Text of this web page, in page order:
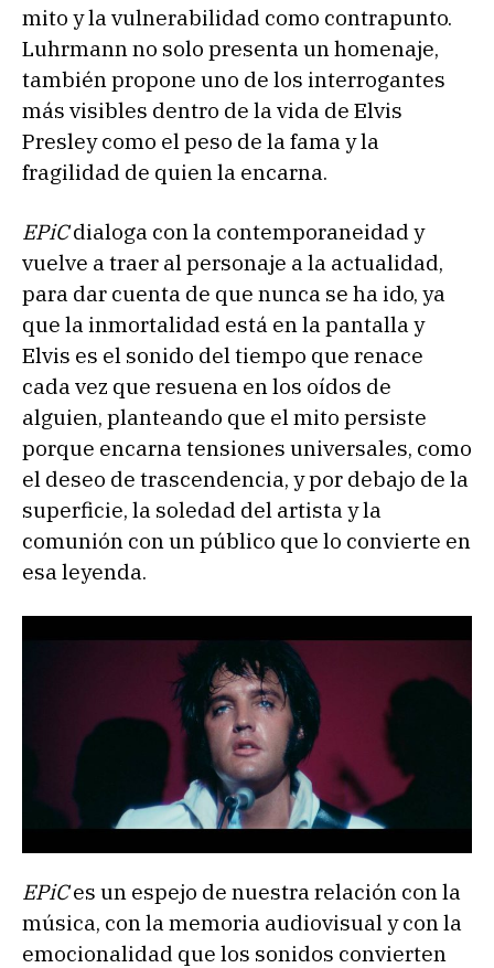
mito y la vulnerabilidad como contrapunto.
Luhrmann no solo presenta un homenaje,
también propone uno de los interrogantes
más visibles dentro de la vida de Elvis
Presley como el peso de la fama y la
fragilidad de quien la encarna.
EPiCdialoga con la contemporaneidad y
vuelve a traer al personaje a la actualidad,
para dar cuenta de que nunca se ha ido, ya
que la inmortalidad está en la pantalla y
Elvis es el sonido del tiempo que renace
cada vez que resuena en los oídos de
alguien, planteando que el mito persiste
porque encarna tensiones universales, como
el deseo de trascendencia, y por debajo de la
superficie, la soledad del artista y la
comunión con un público que lo convierte en
esa leyenda.
EPiCes un espejo de nuestra relación con la
música, con la memoria audiovisual y con la
emocionalidad que los sonidos convierten